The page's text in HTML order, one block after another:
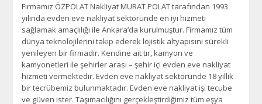
Firmamız ÖZPOLAT Nakliyat MURAT POLAT tarafından 1993
yılında evden eve nakliyat sektöründe en iyi hizmeti
sağlamak amaçlılığı ile Ankara’da kurulmuştur. Firmamız tüm
dünya teknolojilerini takip ederek lojistik altyapısını sürekli
yenileyen bir firmadır. Kendine ait tır, kamyon ve
kamyonetleri ile şehirler arası – şehir içi evden eve nakliyat
hizmeti vermektedir. Evden eve nakliyat sektöründe 18 yıllık
bir tecrübemiz bulunmaktadır. Evden eve nakliyat işi tecube
ve güven ister. Taşımacılığını gerçekleştirdiğimiz tüm eşya